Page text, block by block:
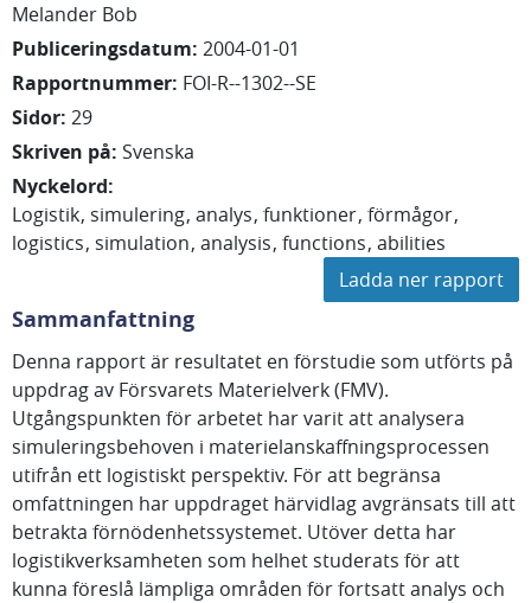
Melander Bob
Publiceringsdatum: 2004-01-01
Rapportnummer: FOI-R--1302--SE
Sidor: 29
Skriven på: Svenska
Nyckelord:
Logistik simulering analys funktioner förmågor
logistics simulation analysis functions abilities
Ladda ner rapport
Sammanfattning
Denna rapport är resultatet en förstudie som utförts på
uppdrag av Försvarets Materielverk (FMV).
Utgångspunkten för arbetet har varit att analysera
simuleringsbehoven i materielanskaffningsprocessen
utifrån ett logistiskt perspektiv. För att begränsa
omfattningen har uppdraget härvidlag avgränsats till att
betrakta förnödenhetssystemet. Utöver detta har
logistikverksamheten som helhet studerats för att
kunna föreslå lämpliga områden för fortsatt analys och